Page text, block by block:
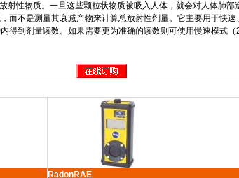
射性物质。一旦这些颗粒状物质被吸入人体，就会对人体肺部
而不是测量其衰减产物来计算总放射性剂量。它主要用于快
得到剂量读数。如果需要更为准确的读数则可使用慢速模式（
RadonRAE